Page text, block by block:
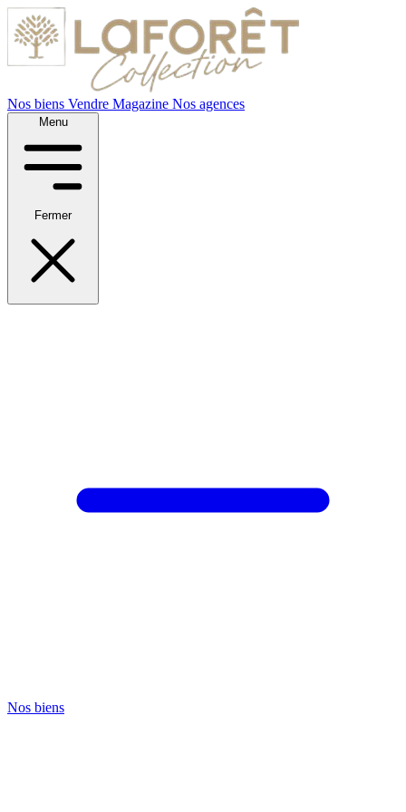
Nos biens Vendre Magazine Nos agences
Menu
Fermer
Nos biens